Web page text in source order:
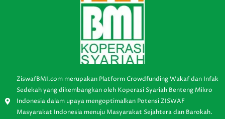
ZiswafBMI.com merupakan Platform Crowdfunding Wakaf dan Infak
Sedekah yang dikembangkan oleh Koperasi Syariah Benteng Mikro
Indonesia dalam upaya mengoptimalkan Potensi ZISWAF
Masyarakat Indonesia menuju Masyarakat Sejahtera dan Barokah.